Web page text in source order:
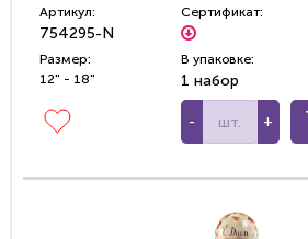
Артикул:
754295-N
Сертификат:
Размер:
12" - 18"
В упаковке:
1 набор
- +